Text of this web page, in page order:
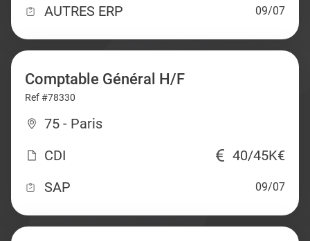
AUTRES ERP
09/07
Comptable Général H/F
Ref #78330
75 - Paris
CDI
40/45K€
SAP
09/07